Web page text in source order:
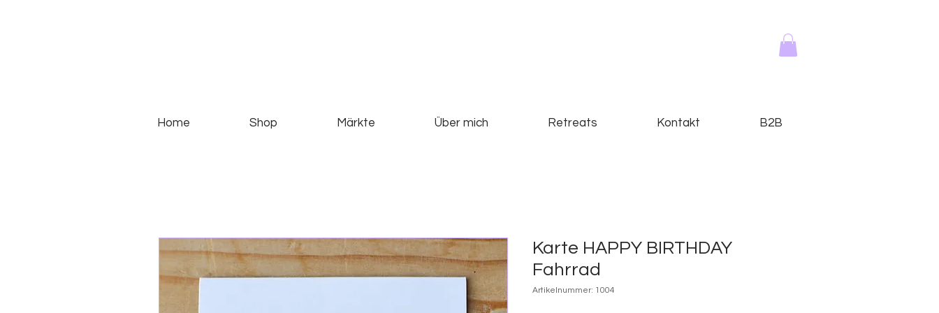
Home Shop Märkte Über mich Retreats Kontakt B2B
Karte HAPPY BIRTHDAY
Fahrrad
Artikelnummer: 1004